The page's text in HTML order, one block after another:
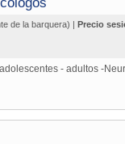
de la barquera) | Precio
- adultos -